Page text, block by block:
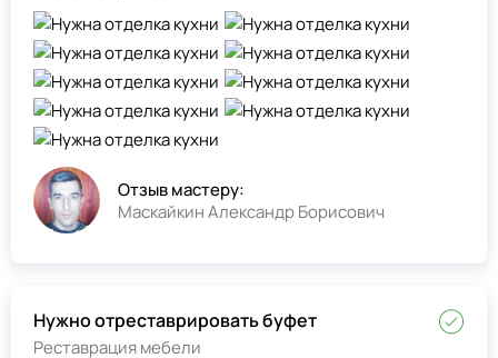
Отзыв мастеру:
Маскайкин Александр Борисович
Нужно отреставрировать буфет
Реставрация мебели